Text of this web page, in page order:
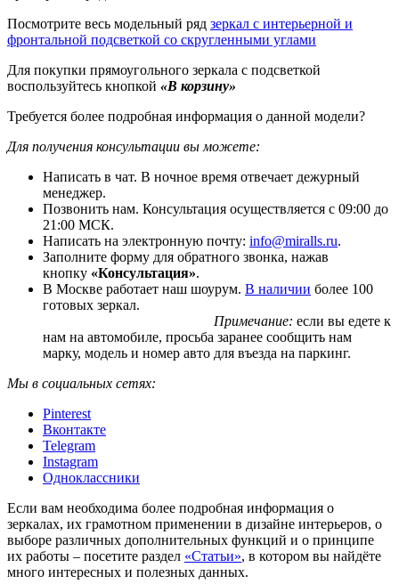
Посмотрите весь модельный ряд зеркал с интерьерной и
фронтальной подсветкой со скругленными углами
Для покупки прямоугольного зеркала с подсветкой
воспользуйтесь кнопкой «В корзину»
Требуется более подробная информация о данной модели?
Для получения консультации вы можете:
Написать в чат. В ночное время отвечает дежурный
менеджер.
Позвонить нам. Консультация осуществляется с 09:00 до
21:00 МСК.
Написать на электронную почту: info@miralls.ru.
Заполните форму для обратного звонка, нажав
кнопку «Консультация».
В Москве работает наш шоурум. В наличии более 100
готовых зеркал.
Примечание: если вы едете к
нам на автомобиле, просьба заранее сообщить нам
марку, модель и номер авто для въезда на паркинг.
Мы в социальных сетях:
Pinterest
Вконтакте
Telegram
Instagram
Одноклассники
Если вам необходима более подробная информация о
зеркалах, их грамотном применении в дизайне интерьеров, о
выборе различных дополнительных функций и о принципе
их работы – посетите раздел «Статьи», в котором вы найдёте
много интересных и полезных данных.